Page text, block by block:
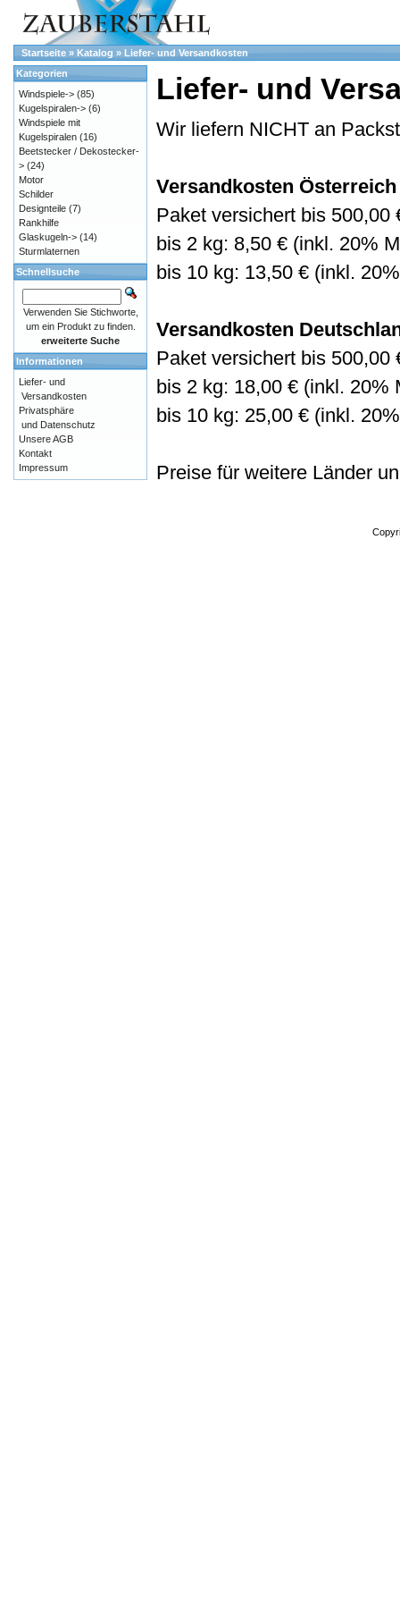
Startseite » Katalog » Liefer- und Versandkosten
Liefer- und
Wir liefern NICHT an
Versandkosten Österreich
Paket versichert bis 500,00
bis 2 kg: 8,50 € (inkl. 20%
bis 10 kg: 13,50 € (inkl.
Versandkosten
Paket versichert bis 500,00
bis 2 kg: 18,00 € (inkl. 20%
bis 10 kg: 25,00 € (inkl.
Preise für weitere Länder
Kategorien
Windspiele-> (85)
Kugelspiralen-> (6)
Windspiele mit
Kugelspiralen (16)
Beetstecker / Dekostecker-
> (24)
Motor
Schilder
Designteile (7)
Rankhilfe
Glaskugeln-> (14)
Sturmlaternen
Schnellsuche
Verwenden Sie Stichworte,
um ein Produkt zu finden.
erweiterte Suche
Informationen
Liefer- und
Versandkosten
Privatsphäre
und Datenschutz
Unsere AGB
Kontakt
Impressum